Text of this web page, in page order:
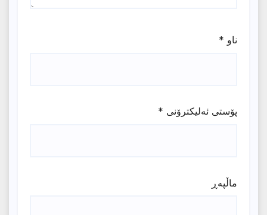
ناو *
پۆستی ئەلیکترۆنی *
ماڵپه‌ڕ